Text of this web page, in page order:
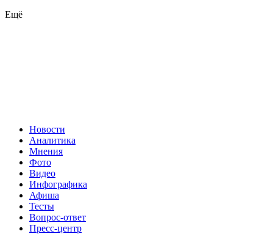
Ещё
Новости
Аналитика
Мнения
Фото
Видео
Инфографика
Афиша
Тесты
Вопрос-ответ
Пресс-центр